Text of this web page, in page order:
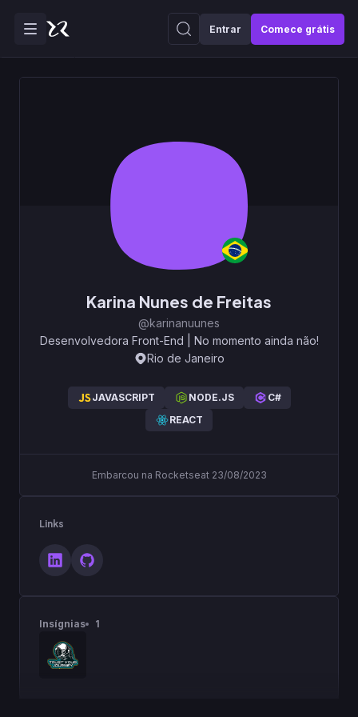
Entrar Comece grátis
Karina Nunes de Freitas
@karinanuunes
Desenvolvedora Front-End
No momento ainda não!
Rio de Janeiro
JAVASCRIPT NODE.JS
C#
REACT
Embarcou na Rocketseat 23/08/2023
Links
Insígnias 1